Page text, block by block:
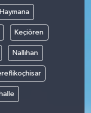
Haymana
Keçiören
Nallıhan